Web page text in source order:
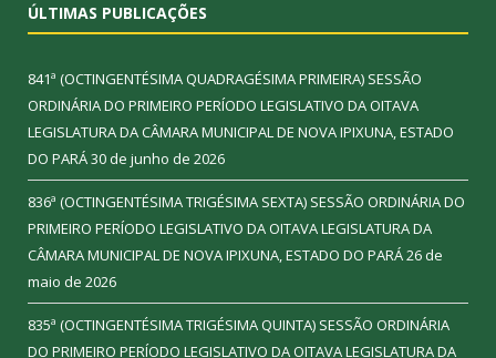
ÚLTIMAS PUBLICAÇÕES
841ª (OCTINGENTÉSIMA QUADRAGÉSIMA PRIMEIRA) SESSÃO
ORDINÁRIA DO PRIMEIRO PERÍODO LEGISLATIVO DA OITAVA
LEGISLATURA DA CÂMARA MUNICIPAL DE NOVA IPIXUNA, ESTADO
DO PARÁ30 de junho de 2026
836ª (OCTINGENTÉSIMA TRIGÉSIMA SEXTA) SESSÃO ORDINÁRIA DO
PRIMEIRO PERÍODO LEGISLATIVO DA OITAVA LEGISLATURA DA
CÂMARA MUNICIPAL DE NOVA IPIXUNA, ESTADO DO PARÁ26 de
maio de 2026
835ª (OCTINGENTÉSIMA TRIGÉSIMA QUINTA) SESSÃO ORDINÁRIA
DO PRIMEIRO PERÍODO LEGISLATIVO DA OITAVA LEGISLATURA DA